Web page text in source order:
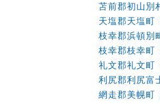
苫前郡初山別
天塩郡天塩町
枝幸郡浜頓別
枝幸郡枝幸町
礼文郡礼文町
利尻郡利尻富
網走郡美幌町